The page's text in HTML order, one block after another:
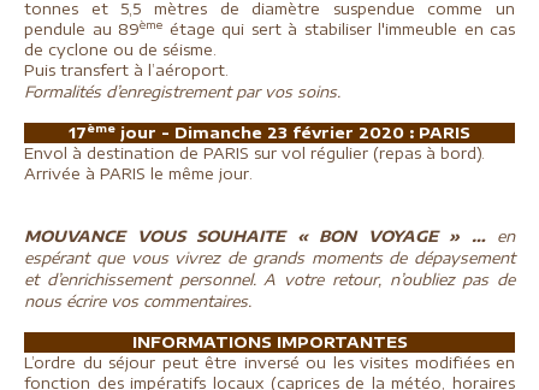
tonnes et 5,5 mètres de diamètre suspendue comme un
pendule au 89ème étage qui sert à stabiliser l'immeuble en cas
de cyclone ou de séisme.
Puis transfert à l’aéroport.
Formalités d’enregistrement par vos soins.
17ème jour - Dimanche 23 février 2020 : PARIS
Envol à destination de PARIS sur vol régulier (repas à bord).
Arrivée à PARIS le même jour.
MOUVANCE VOUS SOUHAITE « BON VOYAGE » …en
espérant que vous vivrez de grands moments de dépaysement
et d’enrichissement personnel. A votre retour, n’oubliez pas de
nous écrire vos commentaires.
INFORMATIONS IMPORTANTES
L’ordre du séjour peut être inversé ou les visites modifiées en
fonction des impératifs locaux (caprices de la météo, horaires